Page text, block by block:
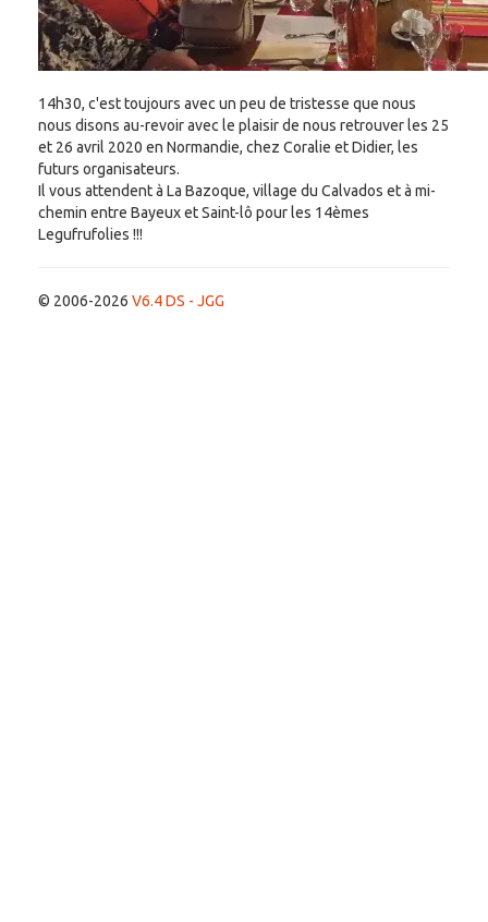
14h30, c'est toujours avec un peu de tristesse que nous
nous disons au-revoir avec le plaisir de nous retrouver les 25
et 26 avril 2020 en Normandie, chez Coralie et Didier, les
futurs organisateurs.
Il vous attendent à La Bazoque, village du Calvados et à mi-
chemin entre Bayeux et Saint-lô pour les 14èmes
Legufrufolies !!!
© 2006-2026 V6.4 DS - JGG